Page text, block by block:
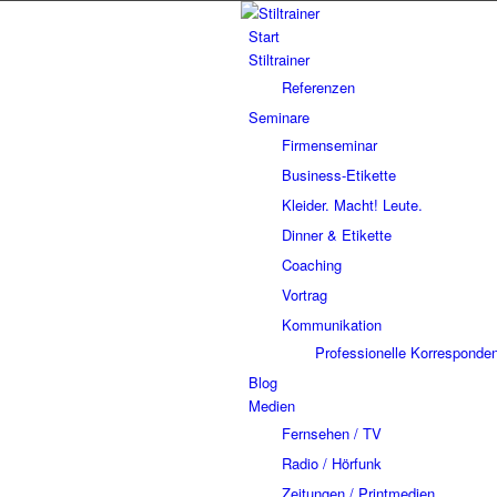
Start
Stiltrainer
Referenzen
Seminare
Firmenseminar
Business-Etikette
Kleider. Macht! Leute.
Dinner & Etikette
Coaching
Vortrag
Kommunikation
Professionelle
Blog
Medien
Fernsehen / TV
Radio / Hörfunk